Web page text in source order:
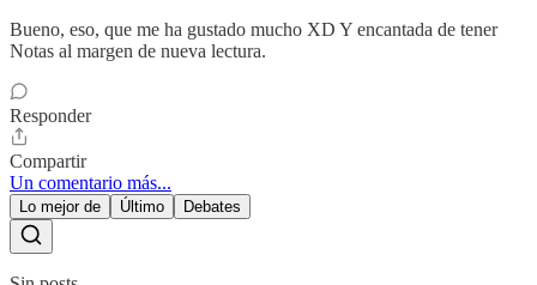
Bueno, eso, que me ha gustado mucho XD Y encantada de tener
Notas al margen de nueva lectura.
Responder
Compartir
Un comentario más...
Lo mejor de Último Debates